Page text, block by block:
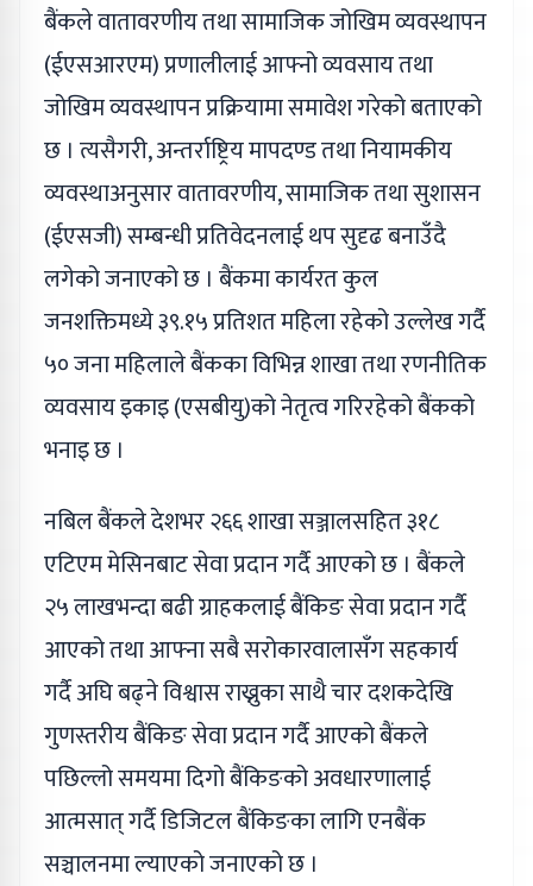
बैंकले वातावरणीय तथा सामाजिक जोखिम व्यवस्थापन
(ईएसआरएम) प्रणालीलाई आफ्नो व्यवसाय तथा
जोखिम व्यवस्थापन प्रक्रियामा समावेश गरेको बताएको
छ । त्यसैगरी, अन्तर्राष्ट्रिय मापदण्ड तथा नियामकीय
व्यवस्थाअनुसार वातावरणीय, सामाजिक तथा सुशासन
(ईएसजी) सम्बन्धी प्रतिवेदनलाई थप सुदृढ बनाउँदै
लगेको जनाएको छ । बैंकमा कार्यरत कुल
जनशक्तिमध्ये ३९.१५ प्रतिशत महिला रहेको उल्लेख गर्दै
५० जना महिलाले बैंकका विभिन्न शाखा तथा रणनीतिक
व्यवसाय इकाइ (एसबीयु)को नेतृत्व गरिरहेको बैंकको
भनाइ छ ।
नबिल बैंकले देशभर २६६ शाखा सञ्जालसहित ३१८
एटिएम मेसिनबाट सेवा प्रदान गर्दै आएको छ । बैंकले
२५ लाखभन्दा बढी ग्राहकलाई बैंकिङ सेवा प्रदान गर्दै
आएको तथा आफ्ना सबै सरोकारवालासँग सहकार्य
गर्दै अघि बढ्ने विश्वास राख्नुका साथै चार दशकदेखि
गुणस्तरीय बैंकिङ सेवा प्रदान गर्दै आएको बैंकले
पछिल्लो समयमा दिगो बैंकिङको अवधारणालाई
आत्मसात् गर्दै डिजिटल बैंकिङका लागि एनबैंक
सञ्चालनमा ल्याएको जनाएको छ ।